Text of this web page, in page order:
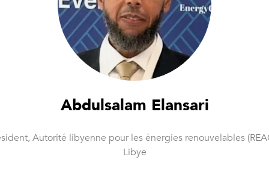
Abdulsalam Elansari
Autorité libyenne pour les énergies renouvelables
Libye